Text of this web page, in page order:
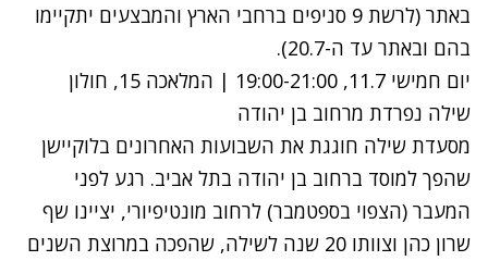
באתר (לרשת 9 סניפים ברחבי הארץ והמבצעים יתקיימו
בהם ובאתר עד ה-20.7).
יום חמישי 11.7, 19:00-21:00 | המלאכה 15, חולון
שילה נפרדת מרחוב בן יהודה
מסעדת שילה חוגגת את השבועות האחרונים בלוקיישן
שהפך למוסד ברחוב בן יהודה בתל אביב. רגע לפני
המעבר (הצפוי בספטמבר) לרחוב מונטיפיורי, יציינו שף
שרון כהן וצוותו 20 שנה לשילה, שהפכה במרוצת השנים